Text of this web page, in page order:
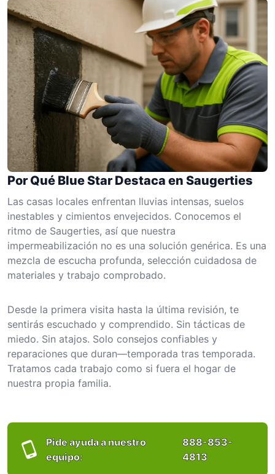
Por Qué Blue Star Destaca en Saugerties
Las casas locales enfrentan lluvias intensas, suelos
inestables y cimientos envejecidos. Conocemos el
ritmo de Saugerties, así que nuestra
impermeabilización no es una solución genérica. Es una
mezcla de escucha profunda, selección cuidadosa de
materiales y trabajo comprobado.
Desde la primera visita hasta la última revisión, te
sentirás escuchado y comprendido. Sin tácticas de
miedo. Sin atajos. Solo consejos confiables y
reparaciones que duran—temporada tras temporada.
Tratamos cada trabajo como si fuera el hogar de
nuestra propia familia.
Pide ayuda a nuestro
equipo:
888-853-
4813